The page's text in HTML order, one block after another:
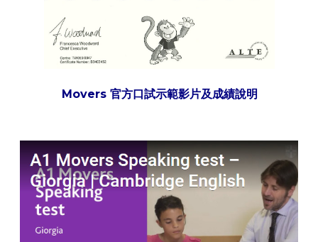
Movers 官方口試示範影片及成績說明